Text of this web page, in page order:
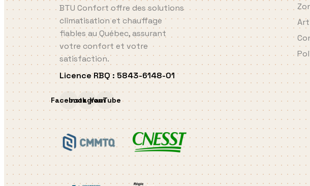
BTU Confort offre des solutions
climatisation et chauffage
fiables au Québec, assurant
votre confort et votre
satisfaction.
Licence RBQ : 5843-6148-01
FacebookInstagramYouTube